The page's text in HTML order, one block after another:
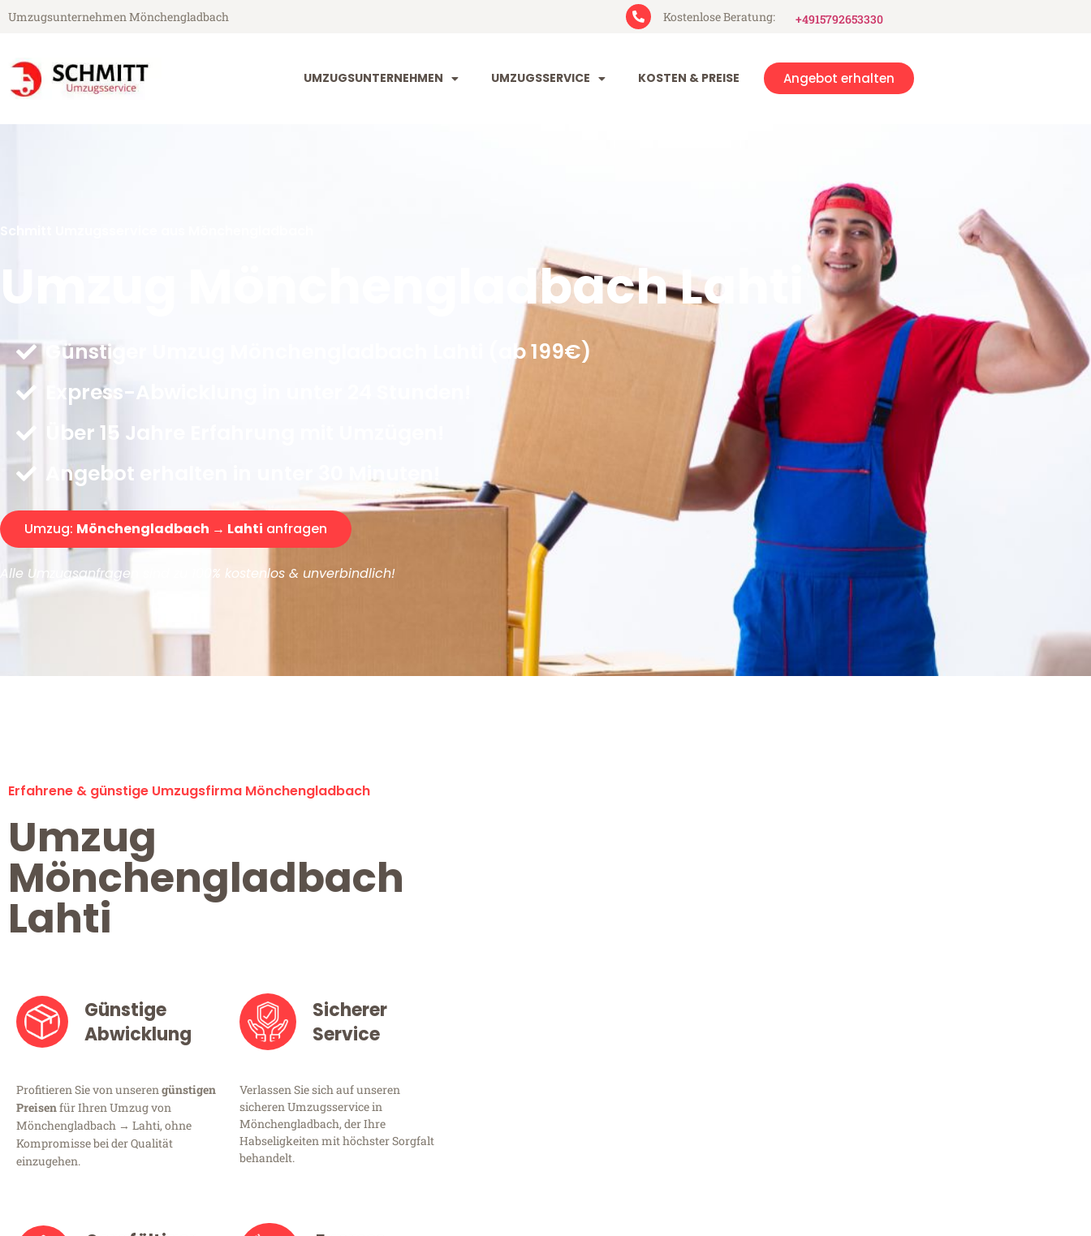
Umzugsunternehmen Mönchengladbach Kostenlose Beratung: +4915792653330
UMZUGSUNTERNEHMEN UMZUGSSERVICE KOSTEN & PREISE Angebot erhalten
Umzug Mönchengladbach Lahti
Günstiger Umzug Mönchengladbach Lahti (ab 199€)
Express-Abwicklung in unter 24 Stunden!
Über 15 Jahre Erfahrung mit Umzügen!
Angebot erhalten in unter 30 Minuten!
Umzug: Mönchengladbach → Lahti anfragen
Alle Umzugsanfragen sind zu 100% kostenlos & unverbindlich!
Erfahrene & günstige Umzugsfirma Mönchengladbach
Umzug
Mönchengladbach
Lahti
Günstige
Abwicklung
Profitieren Sie von unserengünstigen
Preisenfür Ihren Umzug von
Mönchengladbach → Lahti, ohne
Kompromisse bei der Qualität
einzugehen.
Sicherer
Service
Verlassen Sie sich auf unseren
sicheren Umzugsservice in
Mönchengladbach, der Ihre
Habseligkeiten mit höchster Sorgfalt
behandelt.